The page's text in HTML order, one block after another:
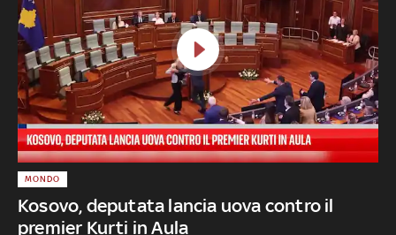
Kosovo, deputata lancia uova contro il
premier Kurti in Aula
MONDO